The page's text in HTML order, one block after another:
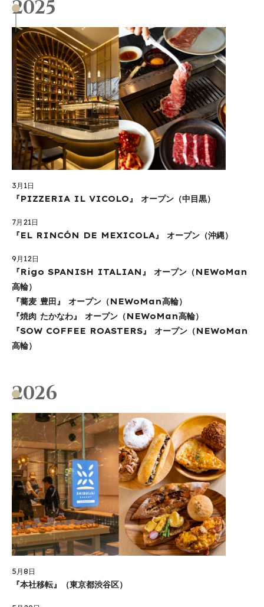
2025
3月1日
『PIZZERIA IL VICOLO』 オープン（中目黒）
7月21日
『EL RINCÓN DE MEXICOLA』 オープン（沖縄）
9月12日
『Rigo SPANISH ITALIAN』 オープン（NEWoMan
高輪）
『蕎麦 豊田』 オープン（NEWoMan高輪）
『焼肉 たかなわ』 オープン（NEWoMan高輪）
『SOW COFFEE ROASTERS』 オープン（NEWoMan
高輪）
2026
5月8日
『本社移転』（東京都渋谷区）